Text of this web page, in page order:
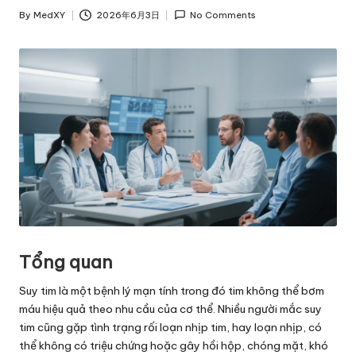
Posted
By MedXY 2026年6月3日 No Comments
Tổng quan
Suy tim là một bệnh lý mạn tính trong đó tim không thể bơm
máu hiệu quả theo nhu cầu của cơ thể. Nhiều người mắc suy
tim cũng gặp tình trạng rối loạn nhịp tim, hay loạn nhịp, có
thể không có triệu chứng hoặc gây hồi hộp, chóng mặt, khó